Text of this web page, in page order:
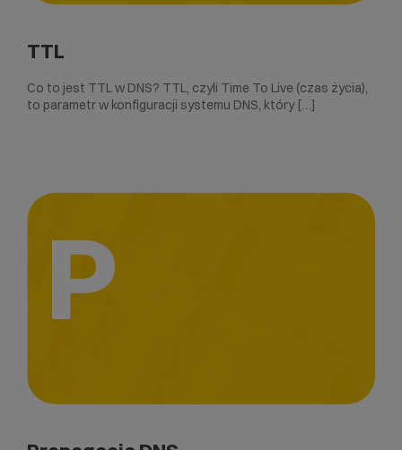
TTL
Co to jest TTL w DNS? TTL, czyli Time To Live (czas życia),
to parametr w konfiguracji systemu DNS, który […]
P